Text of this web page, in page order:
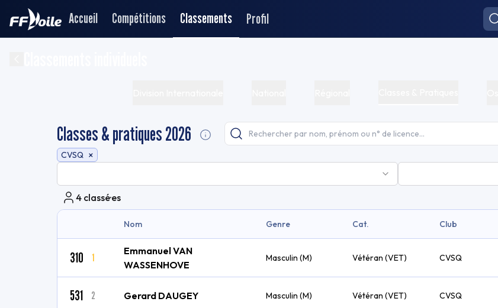
Accueil Compétitions Classements Profil
Classes & pratiques 2026
CVSQ ×
4 classé·es
Nom Genre Cat. Club
310 1
Emmanuel VAN
WASSENHOVE
Masculin (M) Vétéran (VET) CVSQ
531 2 Gerard DAUGEY Masculin (M) Vétéran (VET) CVSQ